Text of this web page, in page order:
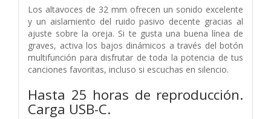
Los altavoces de 32 mm ofrecen un sonido excelente
y un aislamiento del ruido pasivo decente gracias al
ajuste sobre la oreja. Si te gusta una buena línea de
graves, activa los bajos dinámicos a través del botón
multifunción para disfrutar de toda la potencia de tus
canciones favoritas, incluso si escuchas en silencio.
Hasta 25 horas de reproducción.
Carga USB-C.